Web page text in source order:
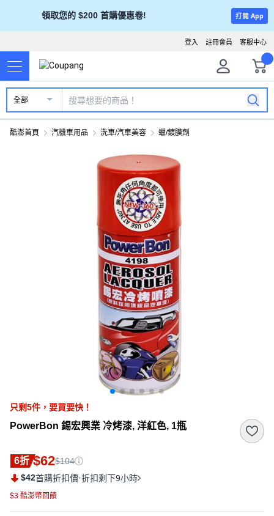
領取您的 $200 首購優惠卷! 打開 App
客服中心
註冊會員
登入
全部
酷澎首頁 汽機車用品 洗車/汽車美容 蠟/鍍膜劑
只剩5件， 要買要快！
PowerBon 錫宏興業 冷烤漆, 洋紅色, 1瓶
6折 $62$104
$42首購折扣價·折扣剩下9小時
$3 酷澎幣回饋